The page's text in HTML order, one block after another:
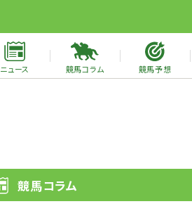
ニュース 競馬コラム 競馬予想
競馬コラム